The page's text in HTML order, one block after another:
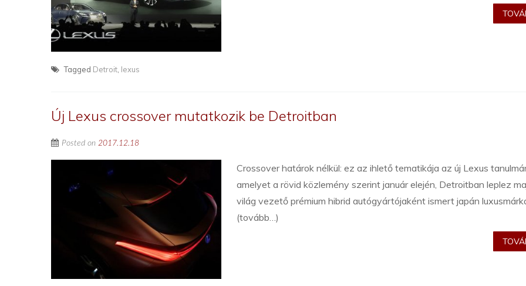
Tagged Detroit lexus
Új Lexus crossover mutatkozik be Detroitban
Posted on 2017.12.18
Crossover határok nélkül: ez az ihlető tematikája az új Lexus
amelyet a rövid közlemény szerint január elején, Detroitban leplez
világ vezető prémium hibrid autógyártójaként ismert japán
(tovább…)